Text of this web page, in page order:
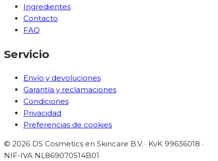
Ingredientes
Contacto
FAQ
Servicio
Envío y devoluciones
Garantía y reclamaciones
Condiciones
Privacidad
Preferencias de cookies
© 2026 DS Cosmetics en Skincare B.V. · KvK 99636018 ·
NIF-IVA NL869070514B01